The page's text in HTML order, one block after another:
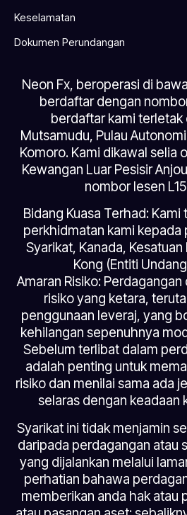
Keselamatan
Dokumen Perundangan
Neon Fx, beroperasi di
berdaftar dengan
berdaftar kami terletak
Mutsamudu, Pulau
Komoro. Kami dikawal selia
Kewangan Luar Pesisir
nombor lesen
Bidang Kuasa Terhad:
perkhidmatan kami kepada
Syarikat, Kanada,
Kong (Entiti
Amaran Risiko:
risiko yang ketara,
penggunaan leveraj, yang
kehilangan sepenuhnya
Sebelum terlibat dalam
adalah penting untuk
risiko dan menilai sama ada
selaras dengan keadaan
Syarikat ini tidak menjamin
daripada perdagangan atau
yang dijalankan melalui
perhatian bahawa
memberikan anda hak atau